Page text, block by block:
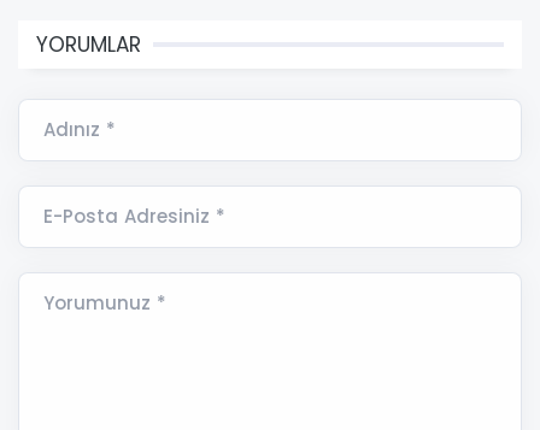
YORUMLAR
Adınız *
E-Posta Adresiniz *
Yorumunuz *